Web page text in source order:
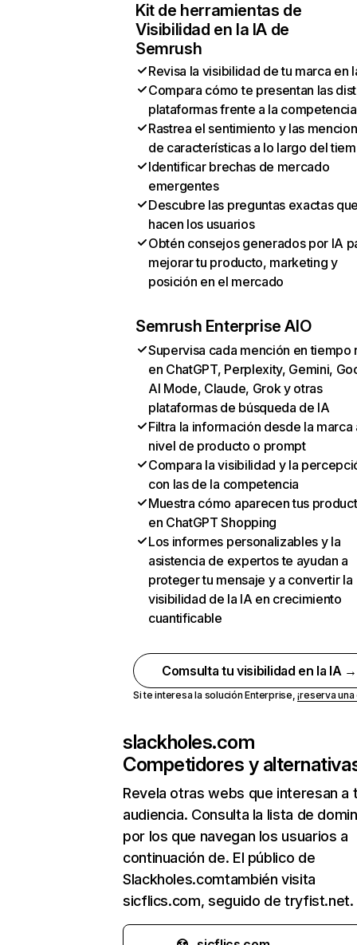
Kit de herramientas de
Visibilidad en la IA de
Semrush
Revisa la visibilidad de tu marca en
Compara cómo te presentan las
plataformas frente a la competencia
Rastrea el sentimiento y las
de características a lo largo del
Identificar brechas de mercado
emergentes
Descubre las preguntas exactas
hacen los usuarios
Obtén consejos generados por IA
mejorar tu producto, marketing y
posición en el mercado
Semrush Enterprise AIO
Supervisa cada mención en tiempo
en ChatGPT, Perplexity, Gemini,
AI Mode, Claude, Grok y otras
plataformas de búsqueda de IA
Filtra la información desde la marca
nivel de producto o prompt
Compara la visibilidad y la
con las de la competencia
Muestra cómo aparecen tus
en ChatGPT Shopping
Los informes personalizables y la
asistencia de expertos te ayudan a
proteger tu mensaje y a convertir la
visibilidad de la IA en crecimiento
cuantificable
Comsulta tu visibilidad en la IA →
Si te interesa la solución Enterprise,¡reserva
slackholes.com
Competidores y
Revela otras webs que interesan a
audiencia. Consulta la lista de
por los que navegan los usuarios a
continuación de. El público de
Slackholes.comtambién visita
sicflics.com, seguido de tryfist.net.